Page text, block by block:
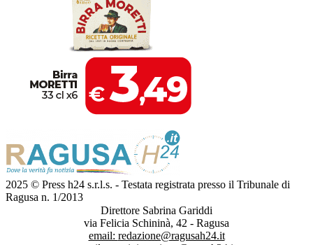
2025 © Press h24 s.r.l.s. - Testata registrata presso il Tribunale di
Ragusa n. 1/2013
Direttore Sabrina Gariddi
via Felicia Schininà, 42 - Ragusa
email: redazione@ragusah24.it